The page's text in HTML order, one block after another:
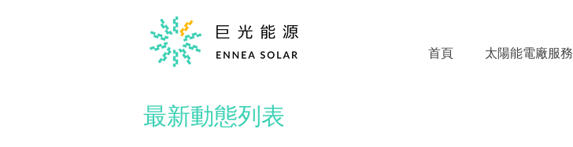
首頁 太陽能電廠服務
最新動態列表